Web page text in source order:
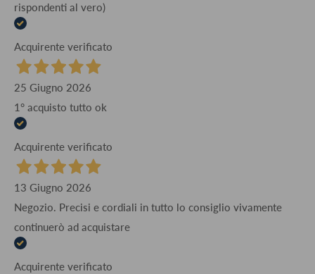
rispondenti al vero)
Acquirente verificato
25 Giugno 2026
1° acquisto tutto ok
Acquirente verificato
13 Giugno 2026
Negozio. Precisi e cordiali in tutto lo consiglio vivamente
continuerò ad acquistare
Acquirente verificato